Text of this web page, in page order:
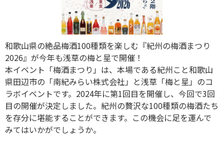
和歌山県の絶品梅酒100種類を楽しむ『紀州の梅酒まつり
2026』が今年も浅草の梅と星で開催！
本イベント「梅酒まつり」は、本場である紀州こと和歌山
県田辺市の「南紀みらい株式会社」と浅草「梅と星」のコ
ラボイベントです。2024年に第1回目を開催し、今回で3回
目の開催が決定しました。紀州の贅沢な100種類の梅酒たち
を存分に堪能することができます。この機会に足を運んで
みてはいかがでしょうか。